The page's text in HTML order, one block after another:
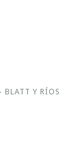
BLATT Y RÍOS